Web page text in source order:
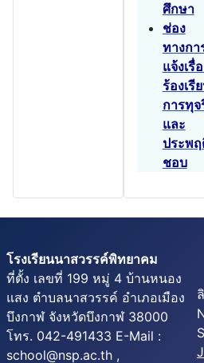
ศึกษา
ช่อง
ทางกา
แจ้งเรื่
ร้องเรี
การทุจ
และ
ประพ
ชอบ
โรงเรียนนาสวรรค์พิทยาคม
ที่ตั้ง เลขที่ 199 หมู่ 4 บ้านหนอง
แสง ตำบลนาสวรรค์ อำเภอเมือง
บึงกาฬ จังหวัดบึงกาฬ 38000
โทร. 042-491433 E-Mail :
school@nsp.ac.th ,